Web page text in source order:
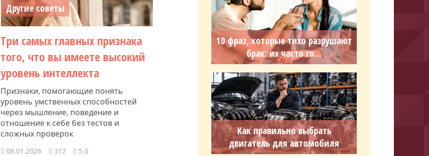
Другие советы
Три самых главных признака
того, что вы имеете высокий
уровень интеллекта
Признаки, помогающие понять
уровень умственных способностей
через мышление, поведение и
отношение к себе без тестов и
сложных проверок
08.01.2026 312 5.0
10 фраз, которые тихо разрушают
брак: их часто го...
Как правильно выбрать
двигатель для автомобиля